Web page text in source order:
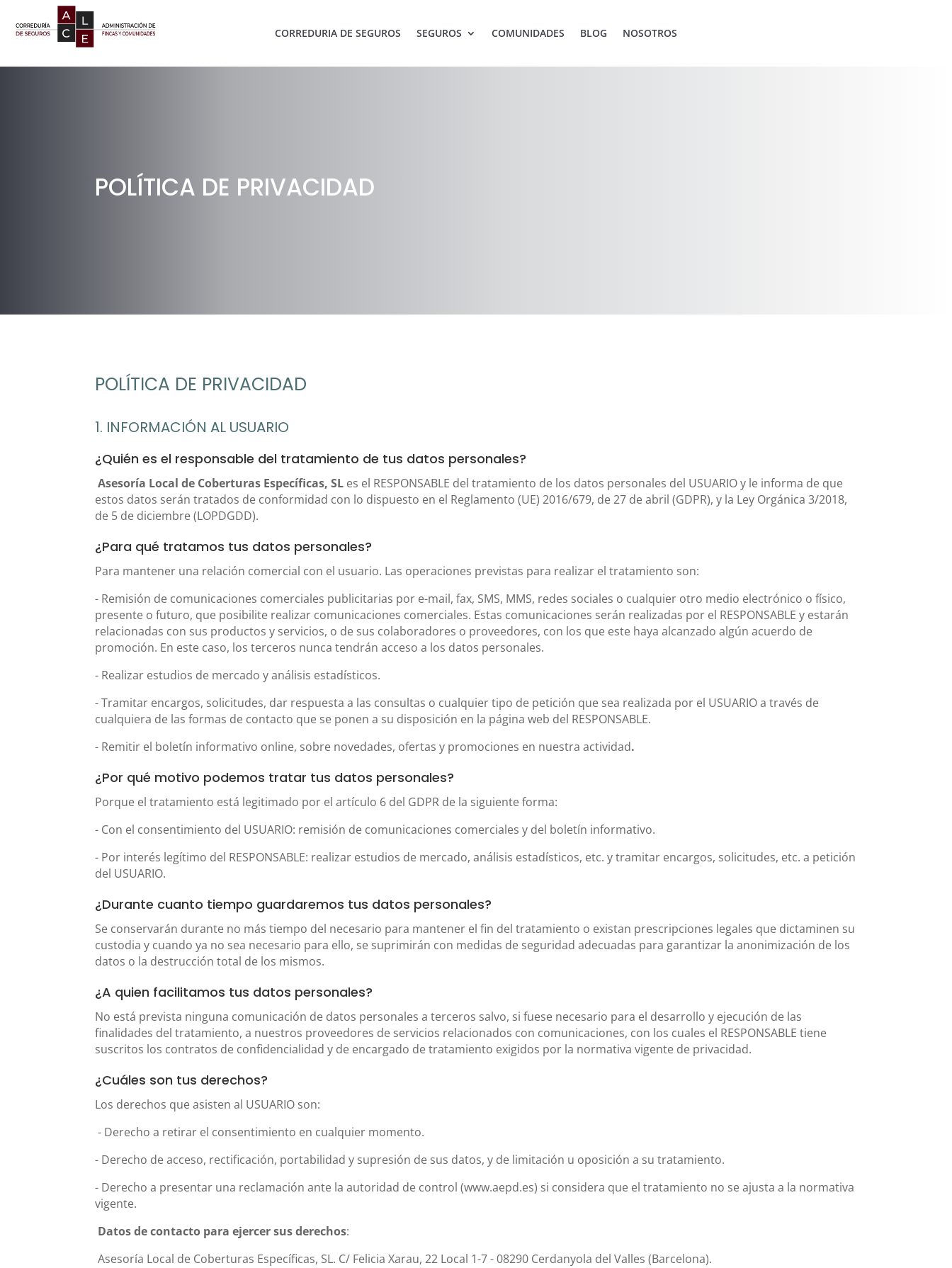
CORREDURIA DE SEGUROS SEGUROS COMUNIDADES BLOG NOSOTROS
POLÍTICA DE PRIVACIDAD
POLÍTICA DE PRIVACIDAD
1. INFORMACIÓN AL USUARIO
¿Quién es el responsable del tratamiento de tus datos personales?
Asesoría Local de Coberturas Específicas, SL es el RESPONSABLE del tratamiento de los datos personales del USUARIO y le informa de que
estos datos serán tratados de conformidad con lo dispuesto en el Reglamento (UE) 2016/679, de 27 de abril (GDPR), y la Ley Orgánica 3/2018,
de 5 de diciembre (LOPDGDD).
¿Para qué tratamos tus datos personales?
Para mantener una relación comercial con el usuario. Las operaciones previstas para realizar el tratamiento son:
- Remisión de comunicaciones comerciales publicitarias por e-mail, fax, SMS, MMS, redes sociales o cualquier otro medio electrónico o físico,
presente o futuro, que posibilite realizar comunicaciones comerciales. Estas comunicaciones serán realizadas por el RESPONSABLE y estarán
relacionadas con sus productos y servicios, o de sus colaboradores o proveedores, con los que este haya alcanzado algún acuerdo de
promoción. En este caso, los terceros nunca tendrán acceso a los datos personales.
- Realizar estudios de mercado y análisis estadísticos.
- Tramitar encargos, solicitudes, dar respuesta a las consultas o cualquier tipo de petición que sea realizada por el USUARIO a través de
cualquiera de las formas de contacto que se ponen a su disposición en la página web del RESPONSABLE.
- Remitir el boletín informativo online, sobre novedades, ofertas y promociones en nuestra actividad.
¿Por qué motivo podemos tratar tus datos personales?
Porque el tratamiento está legitimado por el artículo 6 del GDPR de la siguiente forma:
- Con el consentimiento del USUARIO: remisión de comunicaciones comerciales y del boletín informativo.
- Por interés legítimo del RESPONSABLE: realizar estudios de mercado, análisis estadísticos, etc. y tramitar encargos, solicitudes, etc. a petición
del USUARIO.
¿Durante cuanto tiempo guardaremos tus datos personales?
Se conservarán durante no más tiempo del necesario para mantener el fin del tratamiento o existan prescripciones legales que dictaminen su
custodia y cuando ya no sea necesario para ello, se suprimirán con medidas de seguridad adecuadas para garantizar la anonimización de los
datos o la destrucción total de los mismos.
¿A quien facilitamos tus datos personales?
No está prevista ninguna comunicación de datos personales a terceros salvo, si fuese necesario para el desarrollo y ejecución de las
finalidades del tratamiento, a nuestros proveedores de servicios relacionados con comunicaciones, con los cuales el RESPONSABLE tiene
suscritos los contratos de confidencialidad y de encargado de tratamiento exigidos por la normativa vigente de privacidad.
¿Cuáles son tus derechos?
Los derechos que asisten al USUARIO son:
- Derecho a retirar el consentimiento en cualquier momento.
- Derecho de acceso, rectificación, portabilidad y supresión de sus datos, y de limitación u oposición a su tratamiento.
- Derecho a presentar una reclamación ante la autoridad de control (www.aepd.es) si considera que el tratamiento no se ajusta a la normativa
vigente.
Datos de contacto para ejercer sus derechos:
Asesoría Local de Coberturas Específicas, SL. C/ Felicia Xarau, 22 Local 1-7 - 08290 Cerdanyola del Valles (Barcelona).